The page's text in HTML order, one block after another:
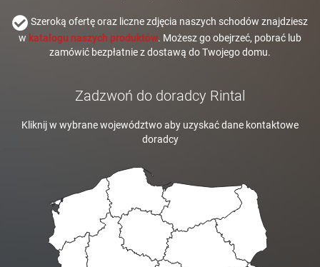
Szeroką ofertę oraz liczne zdjęcia naszych schodów znajdziesz
w katalogu naszych produktów. Możesz go obejrzeć, pobrać lub
zamówić bezpłatnie z dostawą do Twojego domu.
Zadzwoń do doradcy Rintal
Kliknij w wybrane województwo aby uzyskać dane kontaktowe
doradcy